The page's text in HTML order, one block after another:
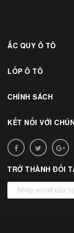
ẮC QUY Ô TÔ
LỐP Ô TÔ
CHÍNH SÁCH
KẾT NỐI VỚI
TRỞ THÀNH ĐỐI